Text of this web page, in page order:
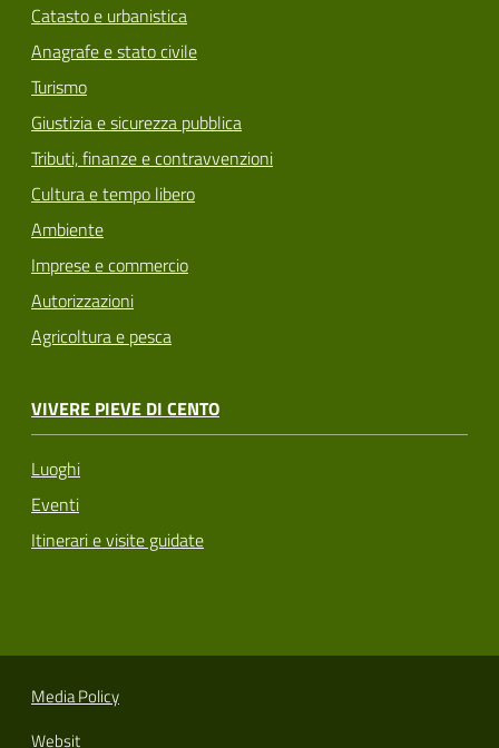
Catasto e urbanistica
Anagrafe e stato civile
Turismo
Giustizia e sicurezza pubblica
Tributi, finanze e contravvenzioni
Cultura e tempo libero
Ambiente
Imprese e commercio
Autorizzazioni
Agricoltura e pesca
VIVERE PIEVE DI CENTO
Luoghi
Eventi
Itinerari e visite guidate
Media Policy
Websit